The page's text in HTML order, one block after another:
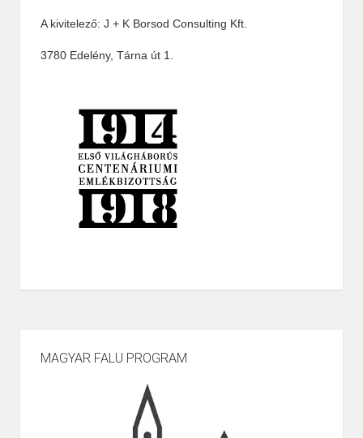
A kivitelező: J + K Borsod Consulting Kft.
3780 Edelény, Tárna út 1.
MAGYAR FALU PROGRAM